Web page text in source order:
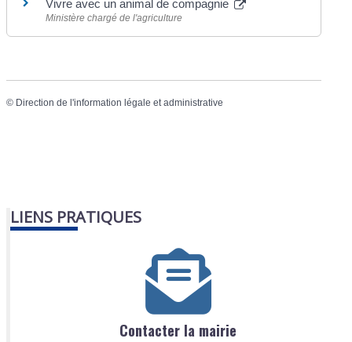
Vivre avec un animal de compagnie
Ministère chargé de l'agriculture
© Direction de l'information légale et administrative
LIENS PRATIQUES
Contacter la mairie